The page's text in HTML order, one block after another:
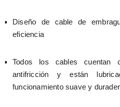
Diseño de cable de
eficiencia
Todos los cables cuentan
antifricción y están
funcionamiento suave y